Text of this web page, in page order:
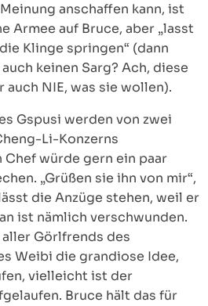
anschaffen kann, ist
Armee auf Bruce, aber „lasst
Klinge springen“ (dann
keinen Sarg? Ach, diese
auch NIE, was sie wollen).
Gspusi werden von zwei
Li-Konzerns
würde gern ein paar
„Grüßen sie ihn von mir“,
die Anzüge stehen, weil er
ist nämlich verschwunden.
Görlfrends des
Weibi die grandiose Idee,
vielleicht ist der
Bruce hält das für